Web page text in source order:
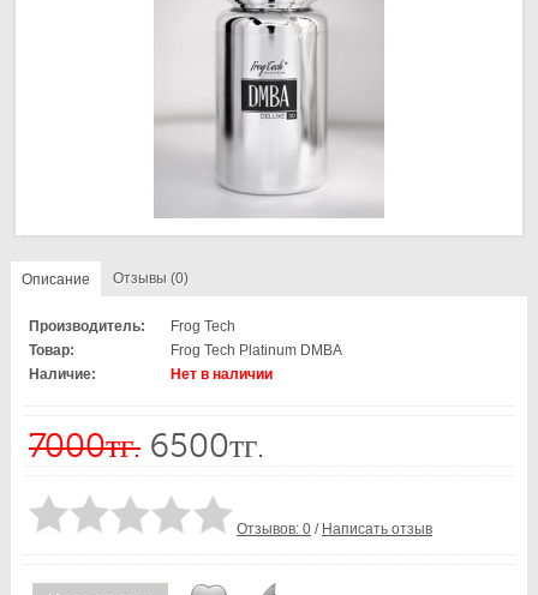
Описание Отзывы (0)
Производитель:
Frog Tech
Товар:
Frog Tech Platinum DMBA
Наличие:
Нет в наличии
7000тг. 6500тг.
Отзывов: 0 / Написать отзыв